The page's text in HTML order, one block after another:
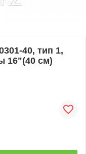
40, тип 1,
16"(40 см)